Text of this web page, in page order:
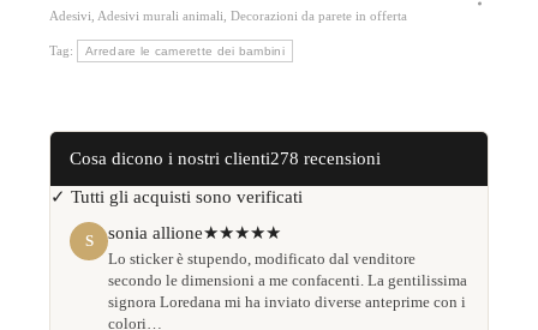
Adesivi Adesivi murali animali Decorazioni da parete in offerta
Tag: Arredare le camerette dei bambini
Cosa dicono i nostri clienti278 recensioni
✓ Tutti gli acquisti sono verificati
S sonia allione★★★★★
Lo sticker è stupendo, modificato dal venditore
secondo le dimensioni a me confacenti. La gentilissima
signora Loredana mi ha inviato diverse anteprime con i
colori…